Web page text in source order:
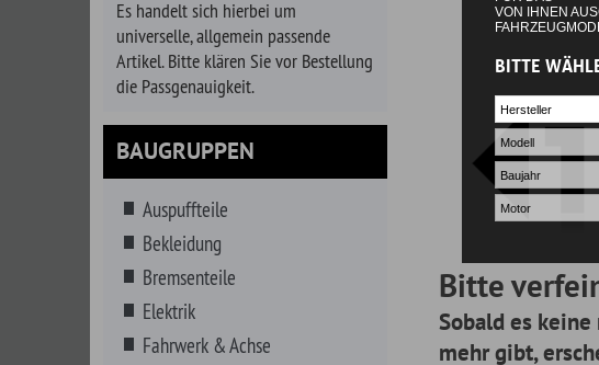
BAUGRUPPEN
Auspuffteile
Bekleidung
Bremsenteile
Elektrik
Fahrwerk & Achse
Felgen, Reifen
Filter
Getriebe
Hitzeschutz
Bitte verfeinern
Sobald es keine
mehr gibt, erscheinen an
Sie haben auch die
suchen. Geben Sie dazu
Reihe von Vorschlägen für
gewählte Fahrzeug.